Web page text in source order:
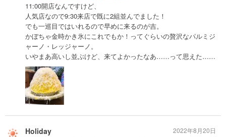
11:00開店なんですけど、
人気店なので9:30来店で既に2組並んでました！
でも一巡目ではいれるので早めに来るのが吉。
かぼちゃ金時かき氷にこれでもか！ってぐらいの贅沢なパルミジ
ャーノ・レッジャーノ。
いやまあ高いし並ぶけど、来てよかったなあ……って思えた……
Holiday 2022年8月20日